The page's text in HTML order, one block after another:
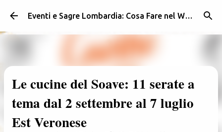
Passa ai contenuti principali Eventi e Sagre Lombardia: Cosa Fare nel Weekend | Weekendidea
Le cucine del Soave: 11 serate a
tema dal 2 settembre al 7 luglio
Est Veronese